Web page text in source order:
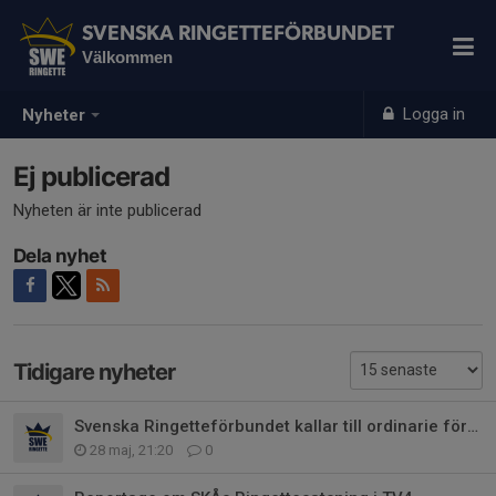
Nyheter Logga in
SVENSKA RINGETTEFÖRBUNDET
Välkommen
Ej publicerad
Nyheten är inte publicerad
Dela nyhet
Tidigare nyheter
Svenska Ringetteförbundet kallar till ordinarie förbundsmöte 2026
28 maj, 21:20 0